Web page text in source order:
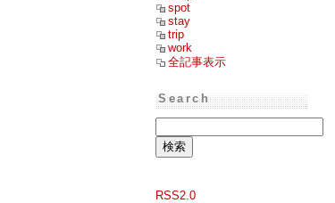
spot
stay
trip
work
全記事表示
Search
RSS2.0